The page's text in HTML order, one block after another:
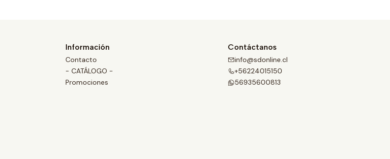
Información
Contacto
- CATÁLOGO -
Promociones
Contáctanos
info@sdonline.cl
+56224015150
56935600813